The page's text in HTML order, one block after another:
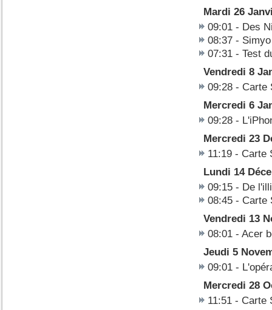
Mardi 26
09:01 - Des
08:37 -
07:31 - Test
Vendredi 8
09:28 - Carte
Mercredi 6
09:28 -
Mercredi 23
11:19 - Carte
Lundi 14
09:15 - De
08:45 - Carte
Vendredi 13
08:01 - Acer
Jeudi 5
09:01 -
Mercredi 28
11:51 - Carte